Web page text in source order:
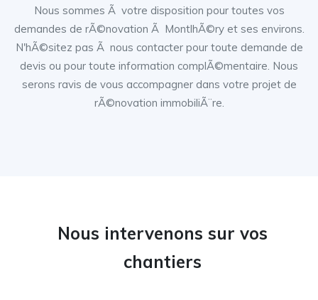
Nous sommes Ã votre disposition pour toutes vos
demandes de rÃ©novation Ã MontlhÃ©ry et ses environs.
N'hÃ©sitez pas Ã nous contacter pour toute demande de
devis ou pour toute information complÃ©mentaire. Nous
serons ravis de vous accompagner dans votre projet de
rÃ©novation immobiliÃ¨re.
Nous intervenons sur vos
chantiers